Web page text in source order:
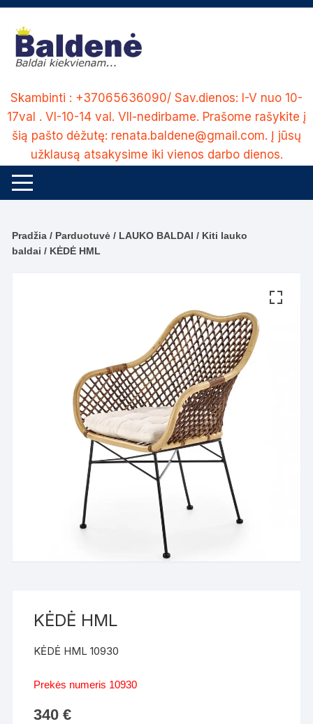
Skip
content
Skambinti : +37065636090/ Sav.dienos: I-V nuo 10-
17val . VI-10-14 val. VII-nedirbame. Prašome rašykite į
šią pašto dėžutę: renata.baldene@gmail.com. Į jūsų
užklausą atsakysime iki vienos darbo dienos.
Pradžia / Parduotuvė / LAUKO BALDAI / Kiti lauko
baldai / KĖDĖ HML
KĖDĖ HML
KĖDĖ HML 10930
Prekės numeris 10930
340€